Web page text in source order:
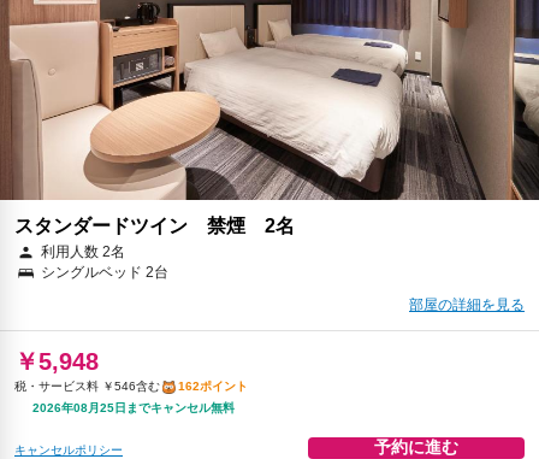
スタンダードツイン 禁煙 2名
利用人数 2名
シングルベッド 2台
部屋の詳細を見る
￥5,948
税・サービス料 ￥546含む
162ポイント
2026年08月25日までキャンセル無料
キャンセルポリシー 予約に進む